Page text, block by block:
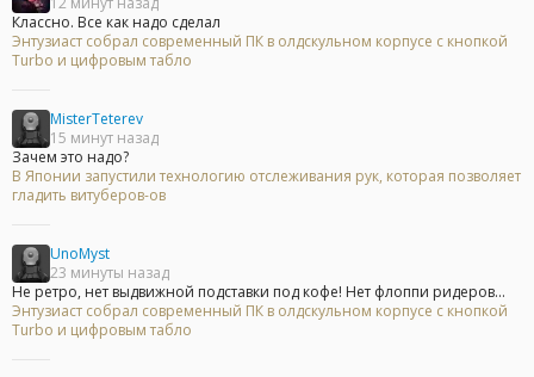
Классно. Все как надо сделал
Энтузиаст собрал современный ПК в олдскульном корпусе с кнопкой
Turbo и цифровым табло
MisterTeterev
15 минут назад
Зачем это надо?
В Японии запустили технологию отслеживания рук, которая позволяет
гладить витуберов-ов
UnoMyst
23 минуты назад
Не ретро, нет выдвижной подставки под кофе! Нет флоппи ридеров...
Энтузиаст собрал современный ПК в олдскульном корпусе с кнопкой
Turbo и цифровым табло